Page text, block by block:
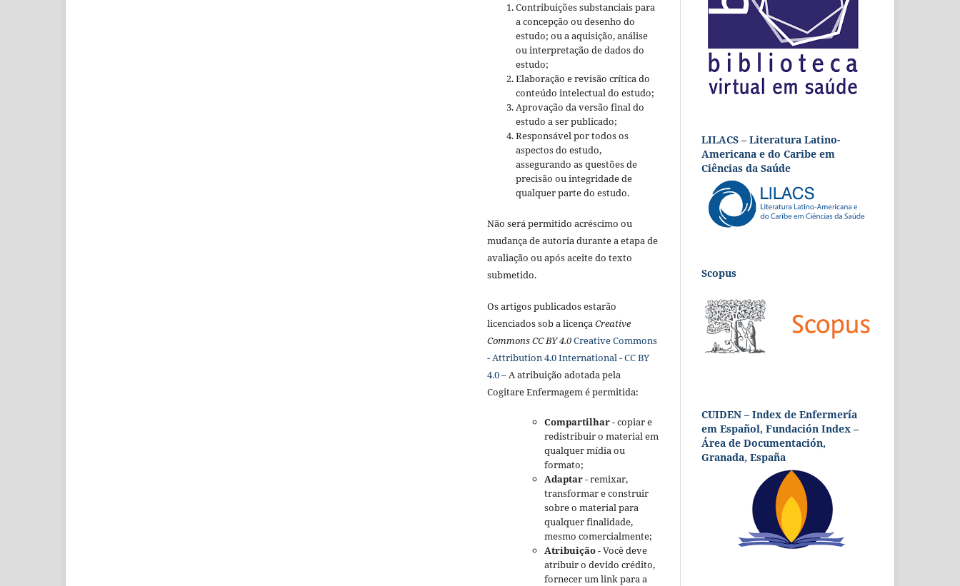
Contribuições substanciais para
a concepção ou desenho do
estudo; ou a aquisição, análise
ou interpretação de dados do
estudo;
Elaboração e revisão crítica do
conteúdo intelectual do estudo;
Aprovação da versão final do
estudo a ser publicado;
Responsável por todos os
aspectos do estudo,
assegurando as questões de
precisão ou integridade de
qualquer parte do estudo.
Não será permitido acréscimo ou
mudança de autoria durante a etapa de
avaliação ou após aceite do texto
submetido.
Os artigos publicados estarão
licenciados sob a licença Creative
Commons CC BY 4.0Creative Commons
- Attribution 4.0 International - CC BY
4.0– A atribuição adotada pela
Cogitare Enfermagem é permitida:
Compartilhar- copiar e
redistribuir o material em
qualquer mídia ou
formato;
Adaptar- remixar,
transformar e construir
sobre o material para
qualquer finalidade,
mesmo comercialmente;
Atribuição- Você deve
atribuir o devido crédito,
fornecer um link para a
LILACS – Literatura Latino-
Americana e do Caribe em
Ciências da Saúde
Scopus
CUIDEN – Index de Enfermería
em Español, Fundación Index –
Área de Documentación,
Granada, España